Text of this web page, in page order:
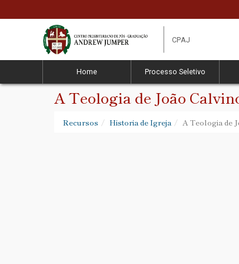
CPAJ
Home Processo Seletivo
A Teologia de João
Recursos Historia de Igreja A Teologia de